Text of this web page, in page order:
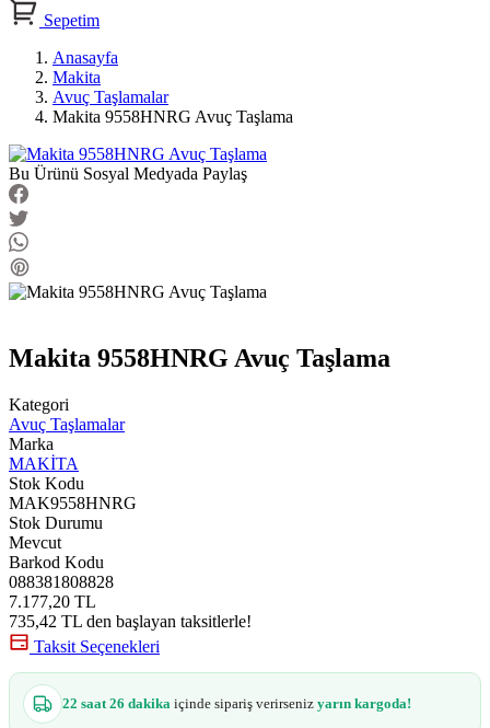
Sepetim
Anasayfa
Makita
Avuç Taşlamalar
Makita 9558HNRG Avuç Taşlama
Bu Ürünü Sosyal Medyada Paylaş
Makita 9558HNRG Avuç Taşlama
Kategori
Avuç Taşlamalar
Marka
MAKİTA
Stok Kodu
MAK9558HNRG
Stok Durumu
Mevcut
Barkod Kodu
088381808828
7.177,20 TL
735,42 TL den başlayan taksitlerle!
Taksit Seçenekleri
22 saat 26 dakika içinde sipariş verirseniz yarın kargoda!